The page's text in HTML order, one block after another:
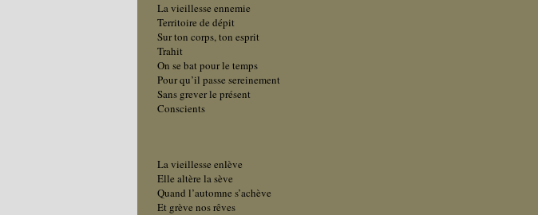
La vieillesse ennemie
Territoire de dépit
Sur ton corps, ton esprit
Trahit
On se bat pour le temps
Pour qu’il passe sereinement
Sans grever le présent
Conscients
La vieillesse enlève
Elle altère la sève
Quand l’automne s’achève
Et grève nos rêves